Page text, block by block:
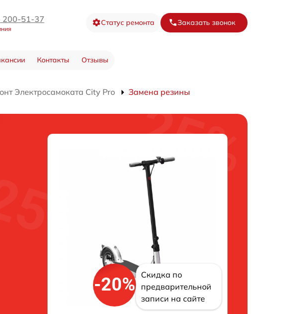
200-51-37 Статус ремонта Заказать звонок
Контакты Отзывы
Электросамоката City Pro Замена резины
-20%
Скидка по
предварительной
записи на сайте